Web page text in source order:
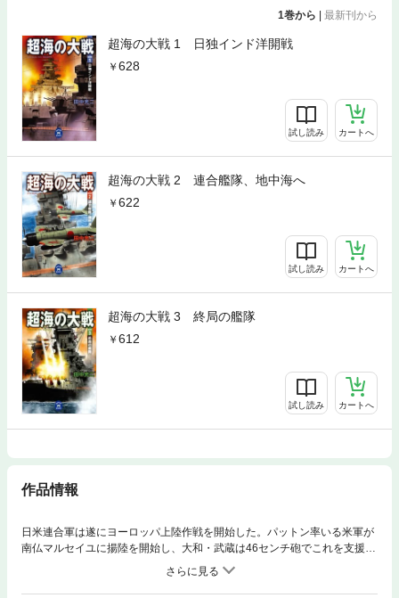
1巻から | 最新刊から
超海の大戦 1 日独インド洋開戦
628
試し読み カートへ
超海の大戦 2 連合艦隊、地中海へ
622
試し読み カートへ
超海の大戦 3 終局の艦隊
612
試し読み カートへ
作品情報
日米連合軍は遂にヨーロッパ上陸作戦を開始した。パットン率いる米軍が
南仏マルセイユに揚陸を開始し、大和・武蔵は46センチ砲でこれを支援。
零戦とF6Fの共同攻撃も展開させて連合軍は一路パリを目指す。さらに連
合艦隊は英本土奪回に出撃するが……。